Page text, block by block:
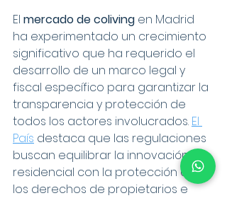
El mercado de coliving en Madrid
ha experimentado un crecimiento
significativo que ha requerido el
desarrollo de un marco legal y
fiscal específico para garantizar la
transparencia y protección de
todos los actores involucrados. El
País destaca que las regulaciones
buscan equilibrar la innovación
residencial con la protección de
los derechos de propietarios e